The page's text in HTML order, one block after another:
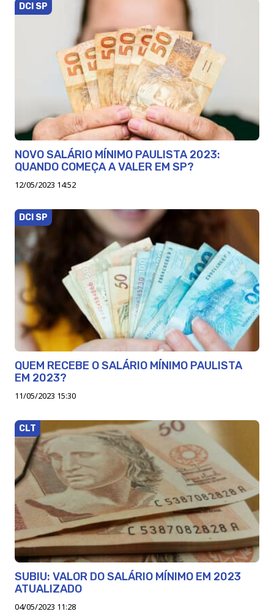
DCI SP
NOVO SALÁRIO MÍNIMO PAULISTA 2023:
QUANDO COMEÇA A VALER EM SP?
12/05/2023 14:52
DCI SP
QUEM RECEBE O SALÁRIO MÍNIMO PAULISTA
EM 2023?
11/05/2023 15:30
CLT
SUBIU: VALOR DO SALÁRIO MÍNIMO EM 2023
ATUALIZADO
04/05/2023 11:28